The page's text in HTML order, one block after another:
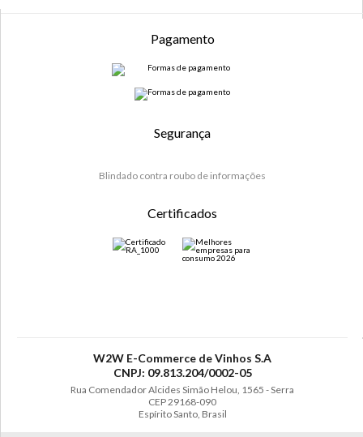
Pagamento
Segurança
Blindado contra roubo de informações
Certificados
W2W E-Commerce de Vinhos S.A
CNPJ: 09.813.204/0002-05
Rua Comendador Alcides Simão Helou, 1565 - Serra
CEP 29168-090
Espírito Santo, Brasil